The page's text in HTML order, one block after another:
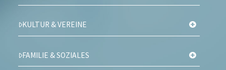
KULTUR & VEREINE
FAMILIE & SOZIALES